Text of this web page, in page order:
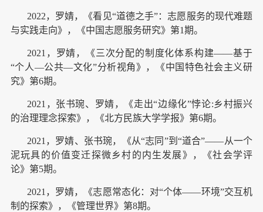
2022，罗婧，《看见“道德之手”：志愿服务的现代难题
与实践走向》，《中国志愿服务研究》第1期。
2021，罗婧，《三次分配的制度化体系构建——基于
“个人—公共—文化”分析视角》，《中国特色社会主义研
究》第6期。
2021，张书琬、罗婧，《走出“边缘化”悖论:乡村振兴
的治理理念探索》，《北方民族大学学报》第6期。
2021，罗婧、张书琬，《从“志同”到“道合”——从一个
泥玩具的价值变迁探微乡村的内生发展》，《社会学评
论》第5期。
2021，罗婧，《志愿常态化：对“个体——环境”交互机
制的探索》，《管理世界》第8期。